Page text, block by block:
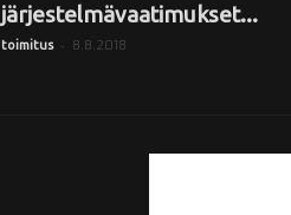
järjestelmävaatimukset...
toimitus - 8.8.2018